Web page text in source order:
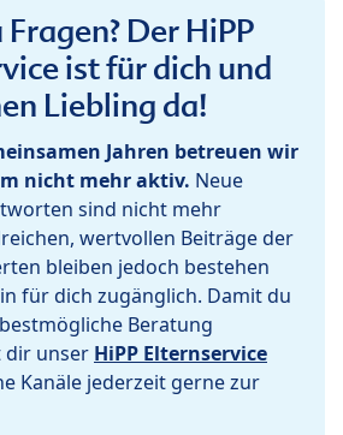
Der HiPP
ist für dich und
Liebling da!
Jahren betreuen wir
nicht mehr aktiv. Neue
sind nicht mehr
wertvollen Beiträge der
bleiben jedoch bestehen
für dich zugänglich. Damit du
Beratung
dir unser HiPP Elternservice
Kanäle jederzeit gerne zur